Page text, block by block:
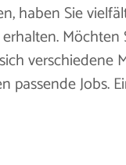
haben Sie
verschiedene
Jobs.